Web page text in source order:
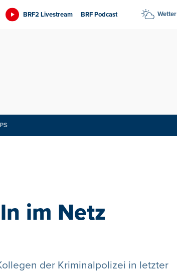
BRF2 Livestream BRF Podcast Wetter
im Netz
der Kriminalpolizei in letzter